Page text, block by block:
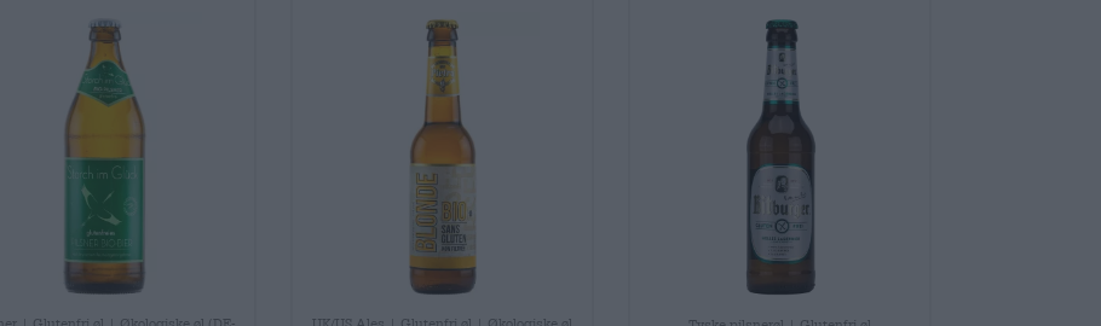
| Glutenfri øl | Økologiske øl (DE-
UK/US Ales | Glutenfri øl | Økologiske øl